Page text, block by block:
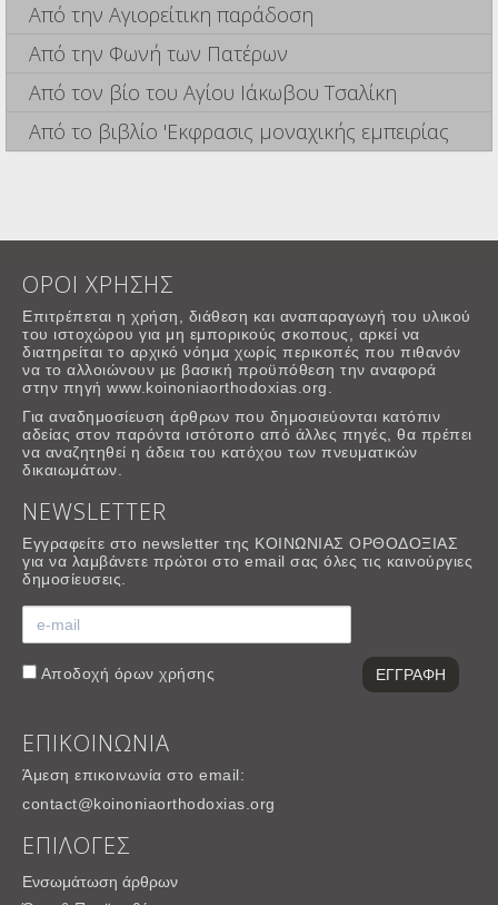
Από την Αγιορείτικη παράδοση
Από την Φωνή των Πατέρων
Από τον βίο του Αγίου Ιάκωβου Τσαλίκη
Από το βιβλίο 'Εκφρασις μοναχικής εμπειρίας
ΟΡΟΙ ΧΡΗΣΗΣ
Επιτρέπεται η χρήση, διάθεση και αναπαραγωγή του υλικού
του ιστοχώρου για μη εμπορικούς σκοπους, αρκεί να
διατηρείται το αρχικό νόημα χωρίς περικοπές που πιθανόν
να το αλλοιώνουν με βασική προϋπόθεση την αναφορά
στην πηγή www.koinoniaorthodoxias.org.
Για αναδημοσίευση άρθρων που δημοσιεύονται κατόπιν
αδείας στον παρόντα ιστότοπο από άλλες πηγές, θα πρέπει
να αναζητηθεί η άδεια του κατόχου των πνευματικών
δικαιωμάτων.
NEWSLETTER
Εγγραφείτε στο newsletter της ΚΟΙΝΩΝΙΑΣ ΟΡΘΟΔΟΞΙΑΣ
για να λαμβάνετε πρώτοι στο email σας όλες τις καινούργιες
δημοσίευσεις.
Αποδοχή όρων χρήσης
ΕΠΙΚΟΙΝΩΝΙΑ
Άμεση επικοινωνία στο email:
contact@koinoniaorthodoxias.org
ΕΠΙΛΟΓΕΣ
Ενσωμάτωση άρθρων